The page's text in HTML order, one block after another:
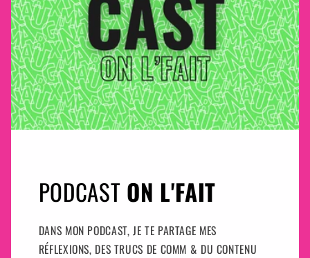
PODCAST ON L'FAIT
DANS MON PODCAST, JE TE PARTAGE MES
RÉFLEXIONS, DES TRUCS DE COMM & DU CONTENU